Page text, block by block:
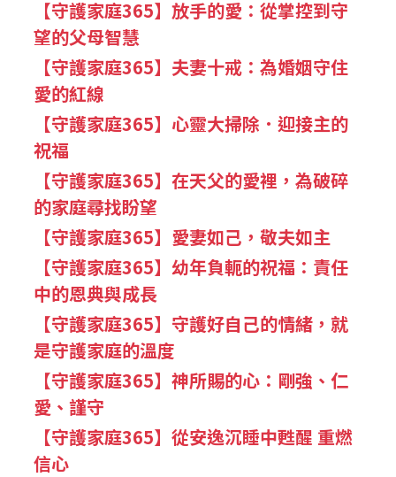
【守護家庭365】放手的愛：從掌控到守
望的父母智慧
【守護家庭365】夫妻十戒：為婚姻守住
愛的紅線
【守護家庭365】心靈大掃除．迎接主的
祝福
【守護家庭365】在天父的愛裡，為破碎
的家庭尋找盼望
【守護家庭365】愛妻如己，敬夫如主
【守護家庭365】幼年負軛的祝福：責任
中的恩典與成長
【守護家庭365】守護好自己的情緒，就
是守護家庭的溫度
【守護家庭365】神所賜的心：剛強、仁
愛、謹守
【守護家庭365】從安逸沉睡中甦醒 重燃
信心